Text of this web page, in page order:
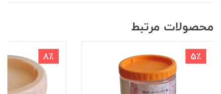
محصولات مرتبط
5٪ 8٪